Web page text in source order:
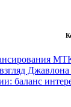
Джавлона
баланс